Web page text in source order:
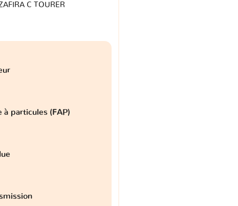
C TOURER
à particules (FAP)